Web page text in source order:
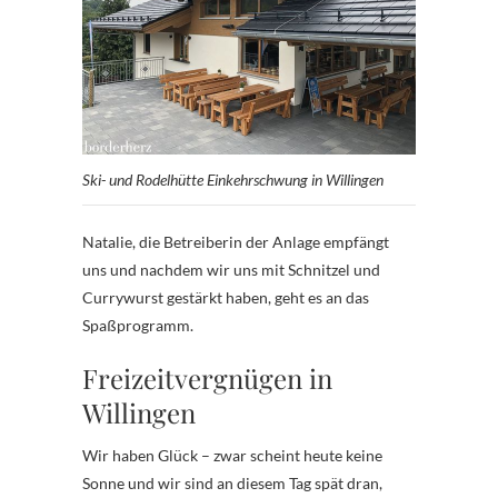
Ski- und Rodelhütte Einkehrschwung in Willingen
Natalie, die Betreiberin der Anlage empfängt
uns und nachdem wir uns mit Schnitzel und
Currywurst gestärkt haben, geht es an das
Spaßprogramm.
Freizeitvergnügen in
Willingen
Wir haben Glück – zwar scheint heute keine
Sonne und wir sind an diesem Tag spät dran,